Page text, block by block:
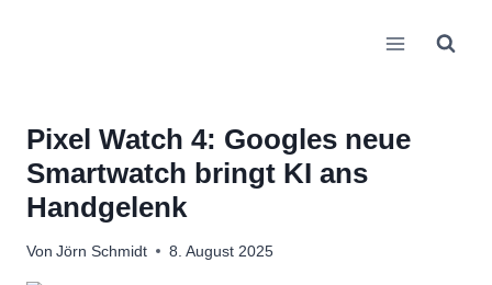
Pixel Watch 4: Googles neue
Smartwatch bringt KI ans
Handgelenk
Von Jörn Schmidt 8. August 2025